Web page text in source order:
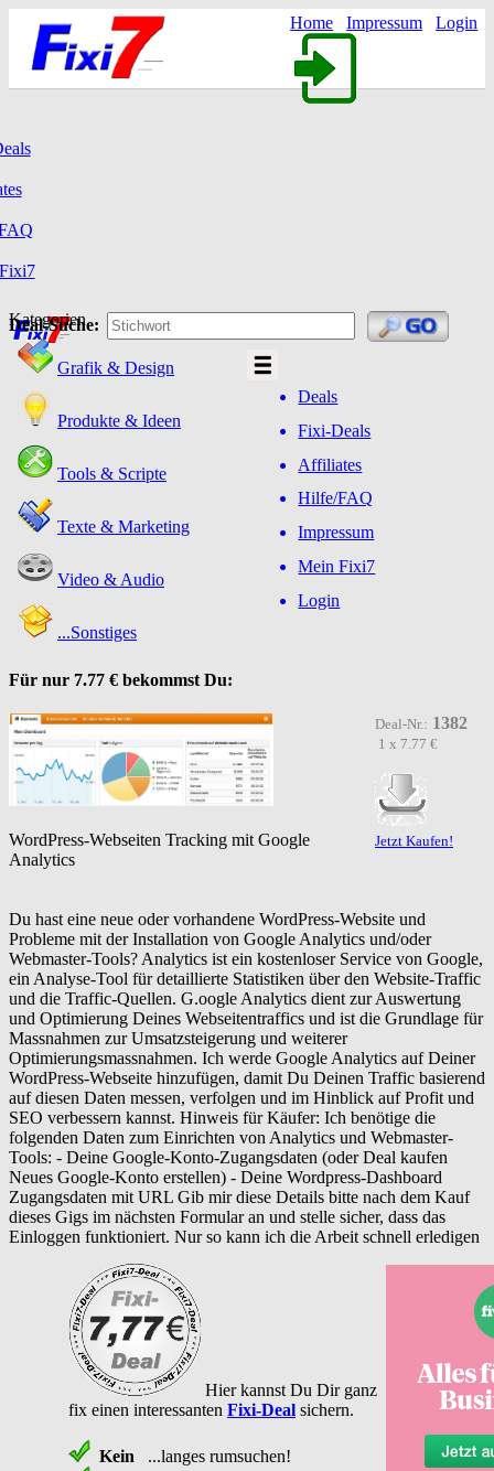
Home Impressum Login
Deals
Fixi-Deals
Affiliates
Hilfe/FAQ
Impressum
Mein Fixi7
Login
Deal-Suche:
Kategorien
Grafik & Design
Produkte & Ideen
Tools & Scripte
Texte & Marketing
Video & Audio
...Sonstiges
Für nur 7.77 € bekommst Du:
Deal-Nr.: 1382
1 x 7.77 €
Jetzt Kaufen!
WordPress-Webseiten Tracking mit Google
Analytics
Du hast eine neue oder vorhandene WordPress-Website und
Probleme mit der Installation von Google Analytics und/oder
Webmaster-Tools? Analytics ist ein kostenloser Service von Google,
ein Analyse-Tool für detaillierte Statistiken über den Website-Traffic
und die Traffic-Quellen. G.oogle Analytics dient zur Auswertung
und Optimierung Deines Webseitentraffics und ist die Grundlage für
Massnahmen zur Umsatzsteigerung und weiterer
Optimierungsmassnahmen. Ich werde Google Analytics auf Deiner
WordPress-Webseite hinzufügen, damit Du Deinen Traffic basierend
auf diesen Daten messen, verfolgen und im Hinblick auf Profit und
SEO verbessern kannst. Hinweis für Käufer: Ich benötige die
folgenden Daten zum Einrichten von Analytics und Webmaster-
Tools: - Deine Google-Konto-Zugangsdaten (oder Deal kaufen
Neues Google-Konto erstellen) - Deine Wordpress-Dashboard
Zugangsdaten mit URL Gib mir diese Details bitte nach dem Kauf
dieses Gigs im nächsten Formular an und stelle sicher, dass das
Einloggen funktioniert. Nur so kann ich die Arbeit schnell erledigen
Hier kannst Du Dir ganz
fix einen interessanten Fixi-Deal sichern.
Kein ...langes rumsuchen!